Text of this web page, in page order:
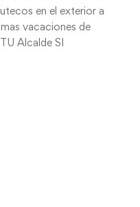
en el exterior a
vacaciones de
Alcalde SI